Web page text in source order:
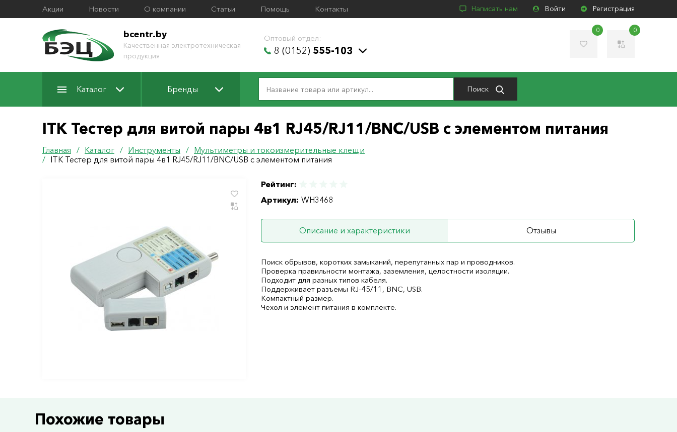
Акции Новости О компании Статьи Помощь Контакты Написать нам Войти Регистрация
bcentr.by
Качественная электротехническая
продукция
Оптовый отдел:
8 (0152) 555-103
0 0
Каталог Бренды Поиск
ITK Тестер для витой пары 4в1 RJ45/RJ11/BNC/USB с элементом питания
Главная / Каталог / Инструменты / Мультиметры и токоизмерительные клещи
/ ITK Тестер для витой пары 4в1 RJ45/RJ11/BNC/USB с элементом питания
Рейтинг:
Артикул: WH3468
Описание и характеристики Отзывы
Поиск обрывов, коротких замыканий, перепутанных пар и проводников.
Проверка правильности монтажа, заземления, целостности изоляции.
Подходит для разных типов кабеля.
Поддерживает разъемы RJ-45/11, BNC, USB.
Компактный размер.
Чехол и элемент питания в комплекте.
Похожие товары